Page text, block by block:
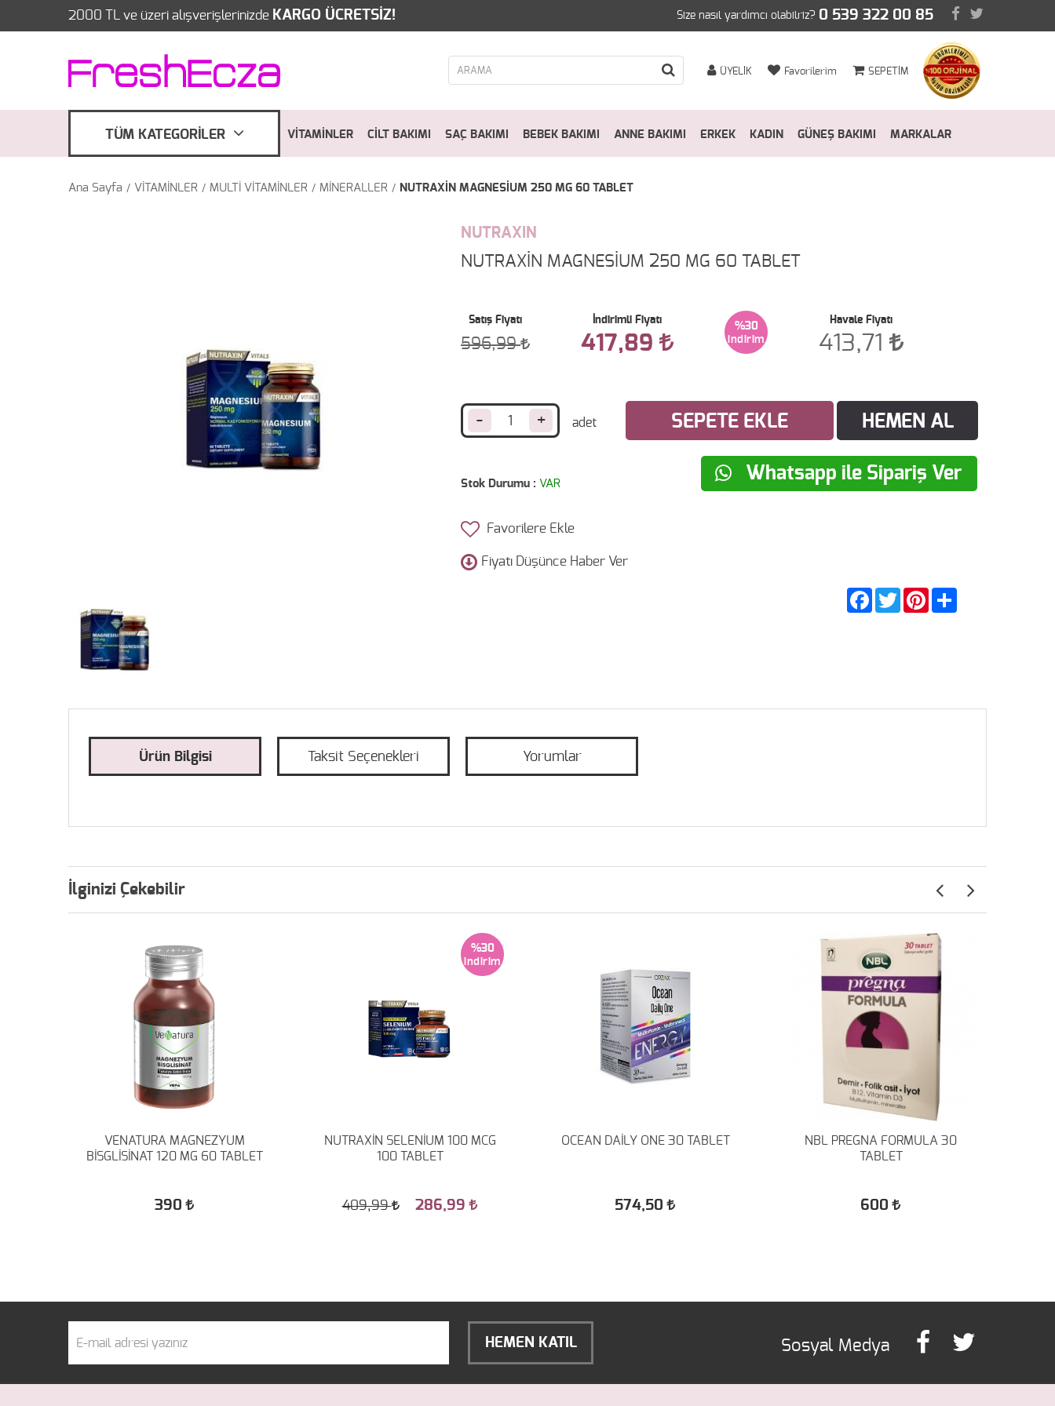
2000 TL ve üzeri alışverişlerinizde KARGO ÜCRETSİZ! Size nasıl yardımcı olabilriz? 0 539 322 00 85
SEPETİM
Favorilerim
ÜYELİK
TÜM KATEGORİLER VİTAMİNLER CİLT BAKIMI SAÇ BAKIMI BEBEK BAKIMI ANNE BAKIMI ERKEK KADIN GÜNEŞ BAKIMI MARKALAR
Ana Sayfa VİTAMİNLER MULTİ VİTAMİNLER MİNERALLER NUTRAXİN MAGNESİUM 250 MG 60 TABLET
NUTRAXIN
NUTRAXİN MAGNESİUM 250 MG 60 TABLET
Satış Fiyatı
596,99
İndirimli Fiyatı
417,89
%30
Havale Fiyatı
413,71
- + SEPETE EKLE HEMEN AL
Whatsapp ile Sipariş Ver
Stok Durumu : VAR
Favorilere Ekle
Fiyatı Düşünce Haber Ver
FacebookTwitter Pinterest
Ürün Bilgisi Taksit Seçenekleri Yorumlar
İlginizi Çekebilir
VENATURA MAGNEZYUM
BİSGLİSİNAT 120 MG 60 TABLET
390
NUTRAXİN SELENİUM 100 MCG
100 TABLET
%30
409,99 286,99
OCEAN DAİLY ONE 30 TABLET
574,50
NBL PREGNA FORMULA 30
TABLET
600
HEMEN KATIL